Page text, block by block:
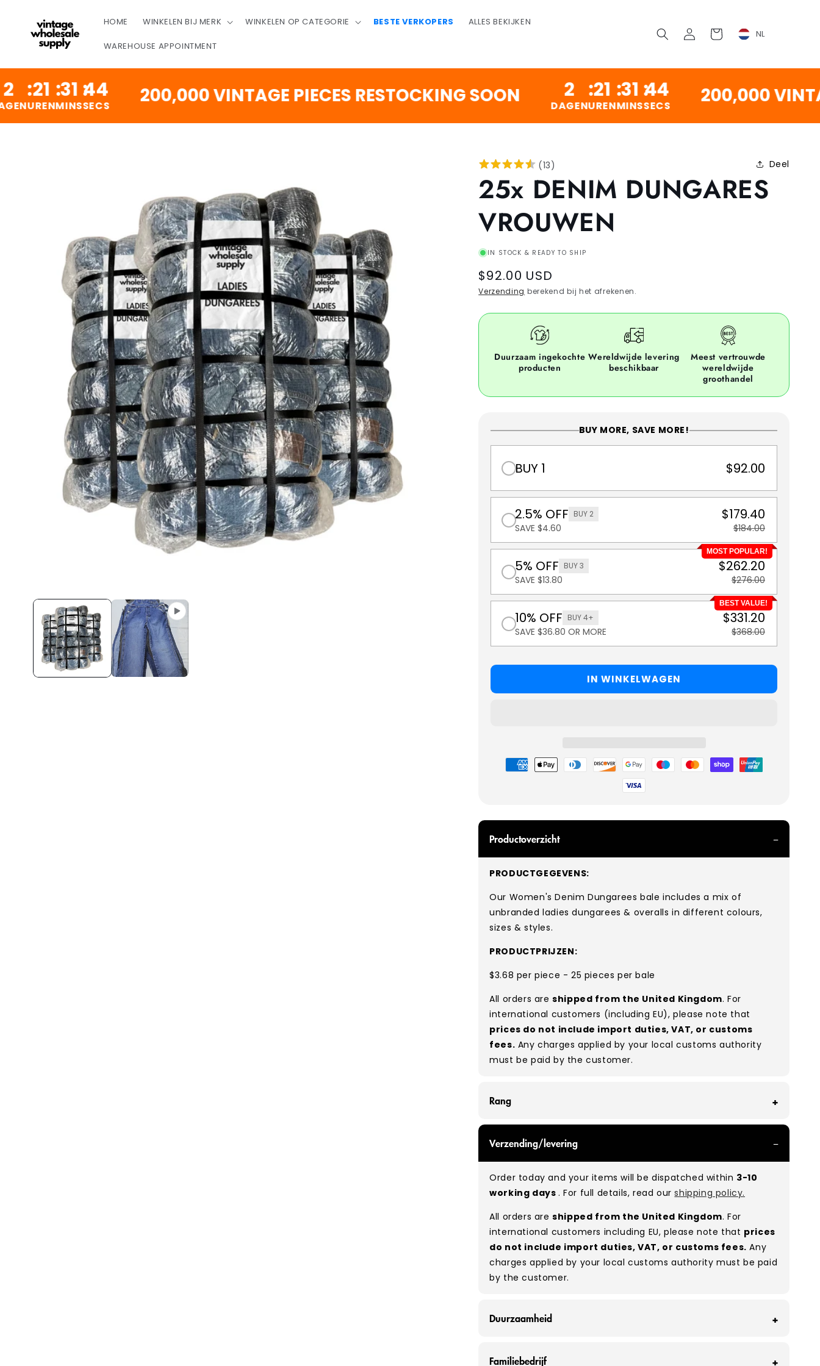
INHOUD
HOME WINKELEN BIJ MERK WINKELEN OP CATEGORIE BESTE VERKOPERS ALLES BEKIJKEN
WAREHOUSE APPOINTMENT
Inloggen
Winkelwagen NL
:31 :
MINS
44
SECS 200,000 VINTAGE PIECES RESTOCKING SOON 2
DAGEN
:
UREN
31 :
MINS
44
SECS 200,000 VINTAGE
(13) Deel
25x DENIM DUNGARES
VROUWEN
IN STOCK & READY TO SHIP
Regular
price
$92.00 USD
Verzending berekend bij het afrekenen.
Duurzaam ingekochte
producten
Wereldwijde levering
beschikbaar
Meest vertrouwde
wereldwijde
groothandel
BUY MORE, SAVE MORE!
BUY 1 $92.00
2.5% OFF BUY 2
SAVE $4.60
$179.40
$184.00
MOST POPULAR!
5% OFF BUY 3
SAVE $13.80
$262.20
$276.00
BEST VALUE!
10% OFF BUY 4+
SAVE $36.80 OR MORE
$331.20
$368.00
IN WINKELWAGEN
Betaalmethoden
Productoverzicht
PRODUCTGEGEVENS:
Our Women's Denim Dungarees bale includes a mix of
unbranded ladies dungarees & overalls in different colours,
sizes & styles.
PRODUCTPRIJZEN:
$3.68 per piece - 25 pieces per bale
All orders areshipped from the United Kingdom. For
international customers (including EU), please note that
prices do not include import duties, VAT, or customs
fees. Any charges applied by your local customs authority
must be paid by the customer.
Rang
expect a mix of items in great and good condition. Some will
be defect-free, while others will show signs of wear. There is
no set ratio between Grade A and Grade B items included in
our bales due to the nature of used/vintage clothing.
Typical mix: A 80% B 20%(approx.)
Verzending/levering
Order today and your items will be dispatched within 3-10
working days . For full details, read ourshipping policy.
All orders areshipped from the United Kingdom. For
international customers including EU, please note that prices
do not include import duties, VAT, or customs fees. Any
charges applied by your local customs authority must be paid
by the customer.
Duurzaamheid
Familiebedrijf